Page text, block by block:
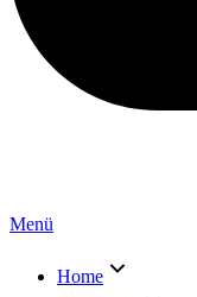
Menü
Home